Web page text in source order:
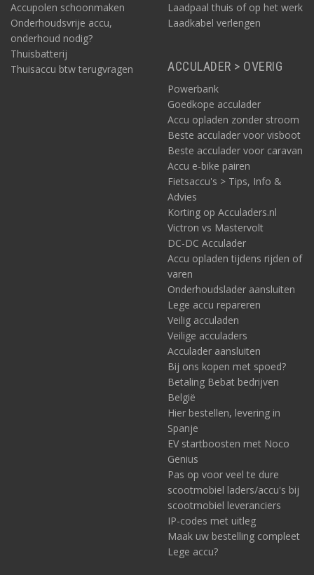
Accupolen schoonmaken
Onderhoudsvrije accu,
onderhoud nodig?
Thuisbatterij
Thuisaccu btw terugvragen
Laadpaal thuis of op het werk
Laadkabel verlengen
ACCULADER > OVERIG
Powerbank
Goedkope acculader
Accu opladen zonder stroom
Beste acculader voor visboot
Beste acculader voor caravan
Accu e-bike pairen
Fietsaccu's > Tips, Info &
Advies
Korting op Acculaders.nl
Victron vs Mastervolt
DC-DC Acculader
Accu opladen tijdens rijden of
varen
Onderhoudslader aansluiten
Lege accu repareren
Veilig acculaden
Veilige acculaders
Acculader aansluiten
Bij ons kopen met spoed?
Betaling Bebat bedrijven
België
Hier bestellen, levering in
Spanje
EV startboosten met Noco
Genius
Pas op voor veel te dure
scootmobiel laders/accu's bij
scootmobiel leveranciers
IP-codes met uitleg
Maak uw bestelling compleet
Lege accu?